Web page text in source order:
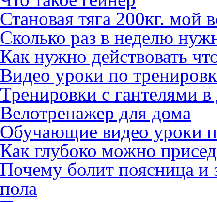
Становая тяга 200кг. мой
Сколько раз в неделю
Как нужно действовать
Видео уроки по
Тренировки с гантелями
Велотренажер для дома
Обучающие видео уроки
Как глубоко можно
Почему болит поясница и
пола